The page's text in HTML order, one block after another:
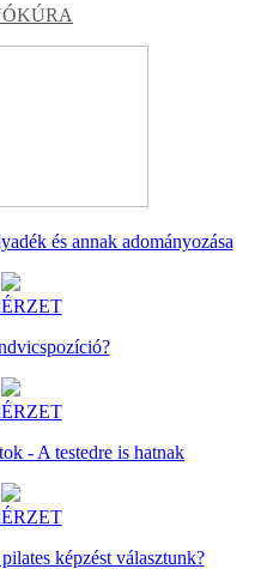
és annak adományozása
- A testedre is hatnak
képzést választunk?